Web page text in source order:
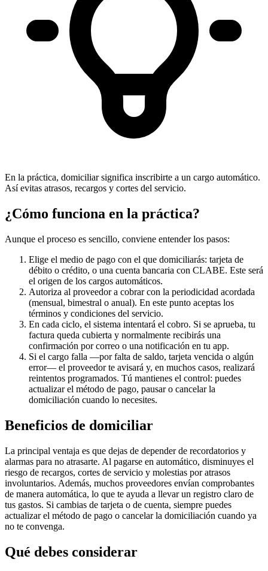
En la práctica, domiciliar significa inscribirte a un cargo automático.
Así evitas atrasos, recargos y cortes del servicio.
¿Cómo funciona en la práctica?
Aunque el proceso es sencillo, conviene entender los pasos:
Elige el medio de pago con el que domiciliarás: tarjeta de
débito o crédito, o una cuenta bancaria con CLABE. Este será
el origen de los cargos automáticos.
Autoriza al proveedor a cobrar con la periodicidad acordada
(mensual, bimestral o anual). En este punto aceptas los
términos y condiciones del servicio.
En cada ciclo, el sistema intentará el cobro. Si se aprueba, tu
factura queda cubierta y normalmente recibirás una
confirmación por correo o una notificación en tu app.
Si el cargo falla —por falta de saldo, tarjeta vencida o algún
error— el proveedor te avisará y, en muchos casos, realizará
reintentos programados. Tú mantienes el control: puedes
actualizar el método de pago, pausar o cancelar la
domiciliación cuando lo necesites.
Beneficios de domiciliar
La principal ventaja es que dejas de depender de recordatorios y
alarmas para no atrasarte. Al pagarse en automático, disminuyes el
riesgo de recargos, cortes de servicio y molestias por atrasos
involuntarios. Además, muchos proveedores envían comprobantes
de manera automática, lo que te ayuda a llevar un registro claro de
tus gastos. Si cambias de tarjeta o de cuenta, siempre puedes
actualizar el método de pago o cancelar la domiciliación cuando ya
no te convenga.
Qué debes considerar